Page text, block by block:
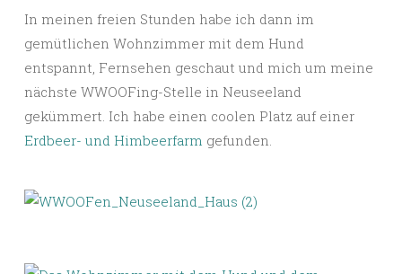
In meinen freien Stunden habe ich dann im
gemütlichen Wohnzimmer mit dem Hund
entspannt, Fernsehen geschaut und mich um meine
nächste WWOOFing-Stelle in Neuseeland
gekümmert. Ich habe einen coolen Platz auf einer
Erdbeer- und Himbeerfarm gefunden.